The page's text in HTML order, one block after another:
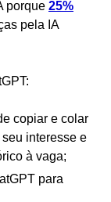
porque 25%
pela IA
copiar e colar
interesse e
à vaga;
para